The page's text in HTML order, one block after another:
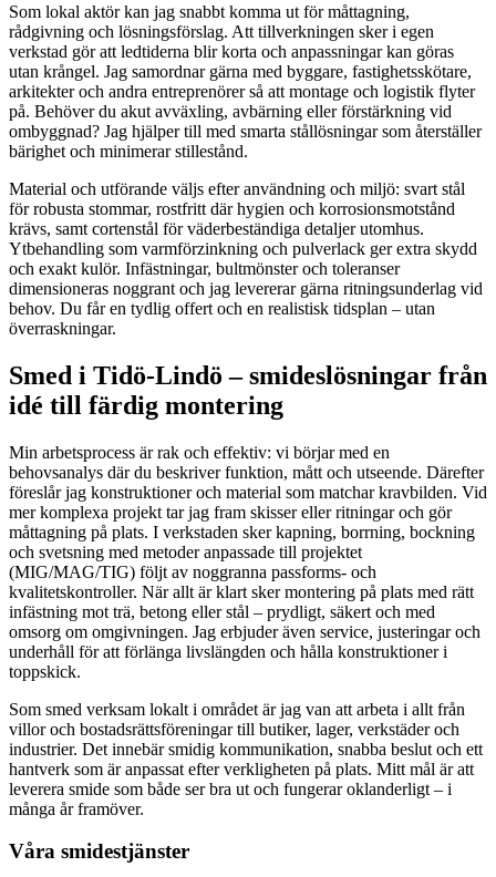
Som lokal aktör kan jag snabbt komma ut för måttagning,
rådgivning och lösningsförslag. Att tillverkningen sker i egen
verkstad gör att ledtiderna blir korta och anpassningar kan göras
utan krångel. Jag samordnar gärna med byggare, fastighetsskötare,
arkitekter och andra entreprenörer så att montage och logistik flyter
på. Behöver du akut avväxling, avbärning eller förstärkning vid
ombyggnad? Jag hjälper till med smarta stållösningar som återställer
bärighet och minimerar stillestånd.
Material och utförande väljs efter användning och miljö: svart stål
för robusta stommar, rostfritt där hygien och korrosionsmotstånd
krävs, samt cortenstål för väderbeständiga detaljer utomhus.
Ytbehandling som varmförzinkning och pulverlack ger extra skydd
och exakt kulör. Infästningar, bultmönster och toleranser
dimensioneras noggrant och jag levererar gärna ritningsunderlag vid
behov. Du får en tydlig offert och en realistisk tidsplan – utan
överraskningar.
Smed i Tidö-Lindö – smideslösningar från
idé till färdig montering
Min arbetsprocess är rak och effektiv: vi börjar med en
behovsanalys där du beskriver funktion, mått och utseende. Därefter
föreslår jag konstruktioner och material som matchar kravbilden. Vid
mer komplexa projekt tar jag fram skisser eller ritningar och gör
måttagning på plats. I verkstaden sker kapning, borrning, bockning
och svetsning med metoder anpassade till projektet
(MIG/MAG/TIG) följt av noggranna passforms- och
kvalitetskontroller. När allt är klart sker montering på plats med rätt
infästning mot trä, betong eller stål – prydligt, säkert och med
omsorg om omgivningen. Jag erbjuder även service, justeringar och
underhåll för att förlänga livslängden och hålla konstruktioner i
toppskick.
Som smed verksam lokalt i området är jag van att arbeta i allt från
villor och bostadsrättsföreningar till butiker, lager, verkstäder och
industrier. Det innebär smidig kommunikation, snabba beslut och ett
hantverk som är anpassat efter verkligheten på plats. Mitt mål är att
leverera smide som både ser bra ut och fungerar oklanderligt – i
många år framöver.
Våra smidestjänster